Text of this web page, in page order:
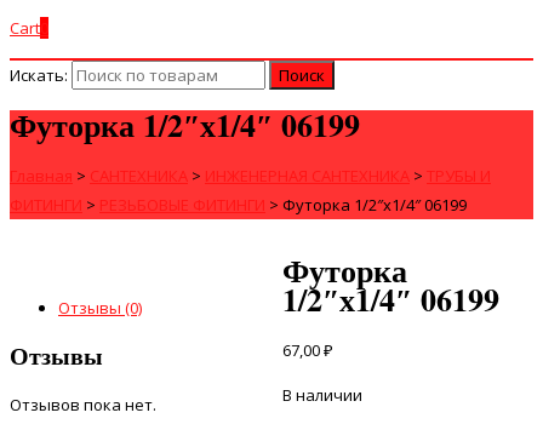
Cart
Искать:
Футорка 1/2″х1/4″ 06199
Главная > САНТЕХНИКА > ИНЖЕНЕРНАЯ САНТЕХНИКА > ТРУБЫ И
ФИТИНГИ > РЕЗЬБОВЫЕ ФИТИНГИ > Футорка 1/2″х1/4″ 06199
Футорка
1/2″х1/4″ 06199
67,00₽
В наличии
Отзывы (0)
Отзывы
Отзывов пока нет.